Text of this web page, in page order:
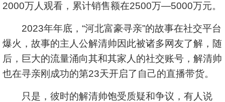
2000万人观看，累计销售额在2500万—5000万元。
2023年年底，“河北富豪寻亲”的故事在社交平台
爆火，故事的主人公解清帅因此被诸多网友了解，随
后，巨大的流量涌向其和其家人的社交账号，解清帅
也在寻亲刚成功的第23天开启了自己的直播带货。
只是，彼时的解清帅饱受质疑和争议，有人说